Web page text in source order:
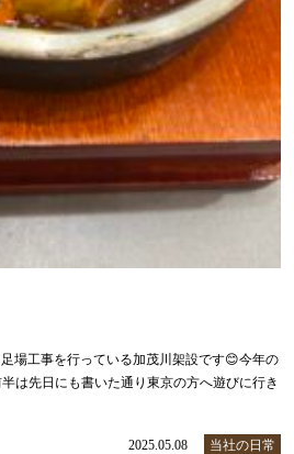
場工事を行っている加茂川架設です😊今年の
は先日にも書いた通り東京の方へ遊びに行き
2025.05.08 当社の日常